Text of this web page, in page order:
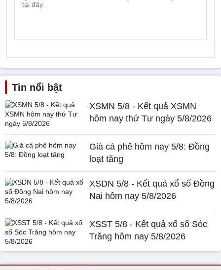
Tin nổi bật
XSMN 5/8 - Kết quả XSMN
hôm nay thứ Tư ngày 5/8/2026
Giá cà phê hôm nay 5/8: Đồng
loạt tăng
XSDN 5/8 - Kết quả xổ số Đồng
Nai hôm nay 5/8/2026
XSST 5/8 - Kết quả xổ số Sóc
Trăng hôm nay 5/8/2026